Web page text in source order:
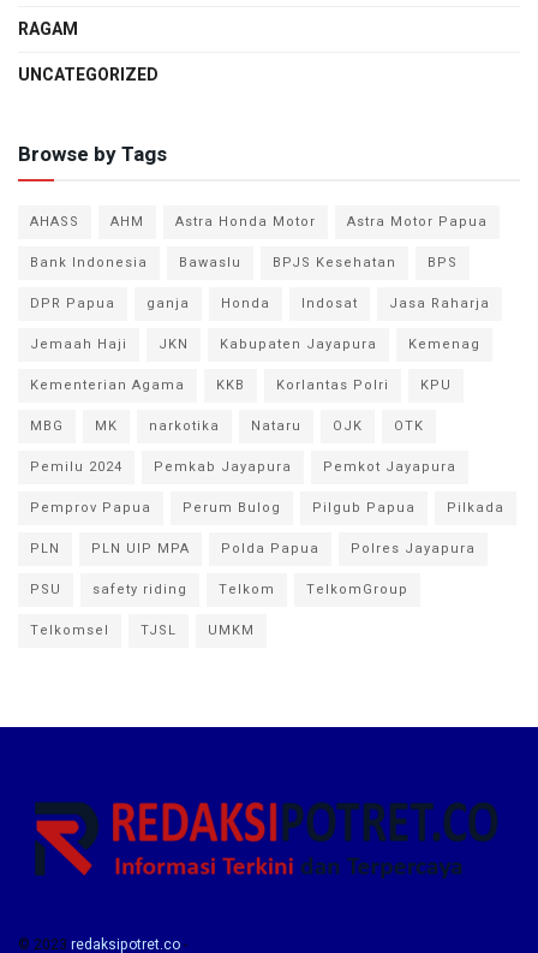
RAGAM
UNCATEGORIZED
Browse by Tags
AHASS AHM Astra Honda Motor
Astra Motor Papua
Bank Indonesia
Bawaslu BPJS Kesehatan
BPS
DPR Papua
ganja Honda Indosat
Jasa Raharja
Jemaah Haji
JKN Kabupaten Jayapura
Kemenag
Kementerian Agama
KKB Korlantas Polri
KPU
MBG
MK narkotika Nataru OJK
OTK
Pemilu 2024
Pemkab Jayapura
Pemkot Jayapura
Pemprov Papua
Perum Bulog Pilgub Papua
Pilkada
PLN
PLN UIP MPA Polda Papua
Polres Jayapura
PSU
safety riding Telkom
TelkomGroup
Telkomsel
TJSL UMKM
© 2023 redaksipotret.co-